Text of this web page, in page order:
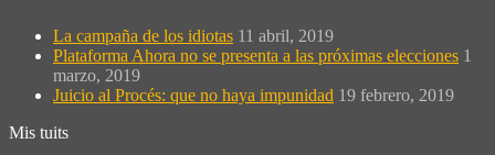
La campaña de los idiotas 11 abril, 2019
Plataforma Ahora no se presenta a las próximas elecciones 1
marzo, 2019
Juicio al Procés: que no haya impunidad 19 febrero, 2019
Mis tuits